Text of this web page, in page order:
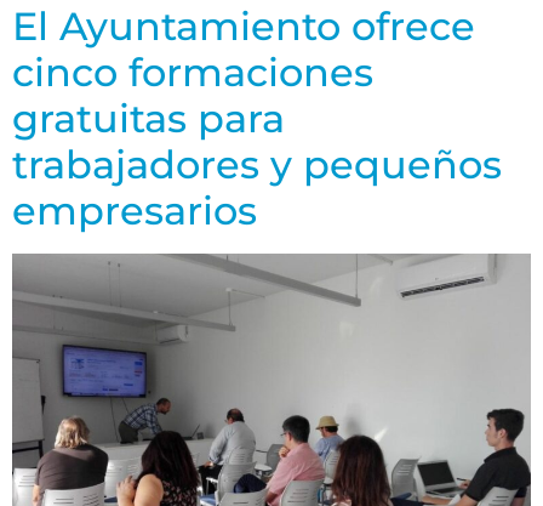
El Ayuntamiento ofrece
cinco formaciones
gratuitas para
trabajadores y pequeños
empresarios